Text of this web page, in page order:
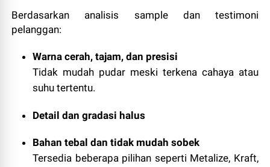
Berdasarkan analisis sample dan testimoni
pelanggan:
Warna cerah, tajam, dan presisi
Tidak mudah pudar meski terkena cahaya atau
suhu tertentu.
Detail dan gradasi halus
Bahan tebal dan tidak mudah sobek
Tersedia beberapa pilihan seperti Metalize, Kraft,